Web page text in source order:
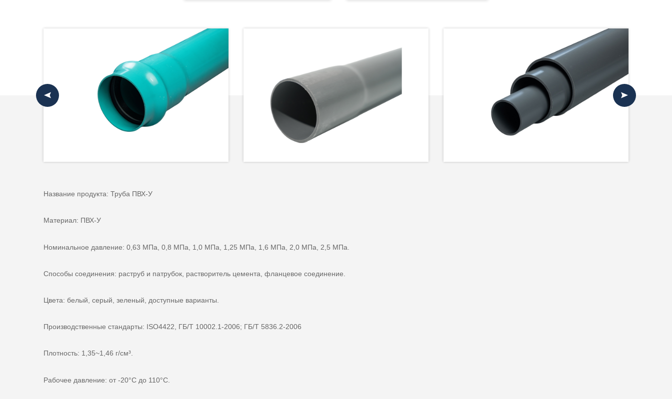
Название продукта: Труба ПВХ-У
Материал: ПВХ-У
Номинальное давление: 0,63 МПа, 0,8 МПа, 1,0 МПа, 1,25 МПа, 1,6 МПа, 2,0 МПа, 2,5 МПа.
Способы соединения: раструб и патрубок, растворитель цемента, фланцевое соединение.
Цвета: белый, серый, зеленый, доступные варианты.
Производственные стандарты: ISO4422, ГБ/Т 10002.1-2006; ГБ/Т 5836.2-2006
Плотность: 1,35~1,46 г/см³.
Рабочее давление: от -20°С до 110°С.